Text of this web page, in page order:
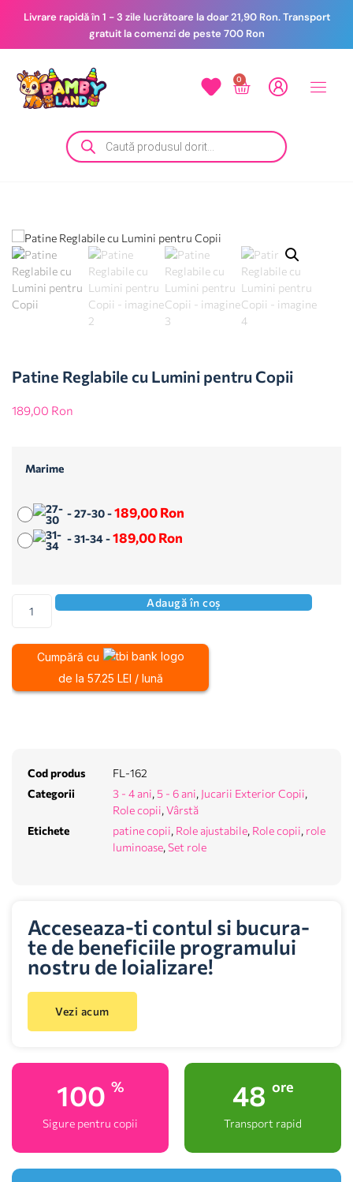
Livrare rapidă în 1 - 3 zile lucrătoare la doar 21,90 Ron. Transport
gratuit la comenzi de peste 700 Ron
0
Patine Reglabile cu Lumini pentru Copii
189,00 Ron
Marime
-27-30-189,00Ron
-31-34-189,00Ron
Adaugă în coș
Cumpără cu
de la 57.25 LEI / lună
Cod produs
FL-162
Categorii
3 - 4 ani, 5 - 6 ani, Jucarii Exterior Copii,
Role copii, Vârstă
Etichete
patine copii, Role ajustabile, Role copii, role
luminoase, Set role
Acceseaza-ti contul si bucura-
te de beneficiile programului
nostru de loializare!
Vezi acum
100 %
Sigure pentru copii
48 ore
Transport rapid